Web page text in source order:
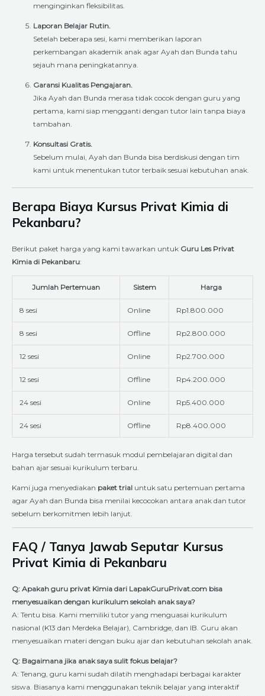
menginginkan fleksibilitas.
Laporan Belajar Rutin.
Setelah beberapa sesi, kami memberikan laporan
perkembangan akademik anak agar Ayah dan Bunda tahu
sejauh mana peningkatannya.
Garansi Kualitas Pengajaran.
Jika Ayah dan Bunda merasa tidak cocok dengan guru yang
pertama, kami siap mengganti dengan tutor lain tanpa biaya
tambahan.
Konsultasi Gratis.
Sebelum mulai, Ayah dan Bunda bisa berdiskusi dengan tim
kami untuk menentukan tutor terbaik sesuai kebutuhan anak.
Berapa Biaya Kursus Privat Kimia di
Pekanbaru?
Berikut paket harga yang kami tawarkan untuk Guru Les Privat
Kimia di Pekanbaru:
Jumlah Pertemuan Sistem Harga
8 sesi Online Rp1.800.000
8 sesi Offline Rp2.800.000
12 sesi Online Rp2.700.000
12 sesi Offline Rp4.200.000
24 sesi Online Rp5.400.000
24 sesi Offline Rp8.400.000
Harga tersebut sudah termasuk modul pembelajaran digital dan
bahan ajar sesuai kurikulum terbaru.
Kami juga menyediakan paket trial untuk satu pertemuan pertama
agar Ayah dan Bunda bisa menilai kecocokan antara anak dan tutor
sebelum berkomitmen lebih lanjut.
FAQ / Tanya Jawab Seputar Kursus
Privat Kimia di Pekanbaru
Q: Apakah guru privat Kimia dari LapakGuruPrivat.com bisa
menyesuaikan dengan kurikulum sekolah anak saya?
A: Tentu bisa. Kami memiliki tutor yang menguasai kurikulum
nasional (K13 dan Merdeka Belajar), Cambridge, dan IB. Guru akan
menyesuaikan materi dengan buku ajar dan kebutuhan sekolah anak.
Q: Bagaimana jika anak saya sulit fokus belajar?
A: Tenang, guru kami sudah dilatih menghadapi berbagai karakter
siswa. Biasanya kami menggunakan teknik belajar yang interaktif